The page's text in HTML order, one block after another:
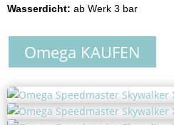
Wasserdicht: ab Werk 3 bar
Omega KAUFEN